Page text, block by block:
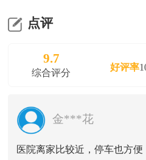
等，来缓解症状。
体质来判断是否适合食用
食用过量。
点评
9.7
综合评分 好评率
金***花
医院离家比较近，停车也方便